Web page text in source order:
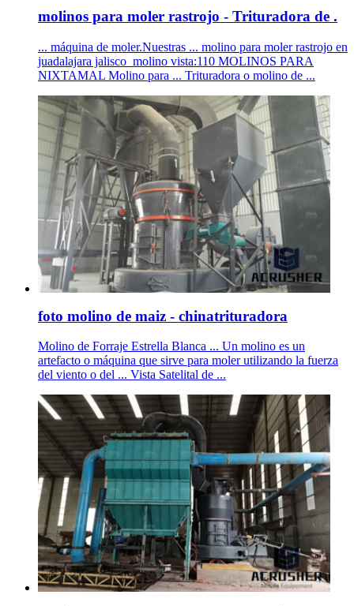
molinos para moler rastrojo - Trituradora de .
... máquina de moler.Nuestras ... molino para moler rastrojo en
juadalajara jalisco_molino vista:110 MOLINOS PARA
NIXTAMAL Molino para ... Trituradora o molino de ...
foto molino de maiz - chinatrituradora
Molino de Forraje Estrella Blanca ... Un molino es un
artefacto o máquina que sirve para moler utilizando la fuerza
del viento o del ... Vista Satelital de ...